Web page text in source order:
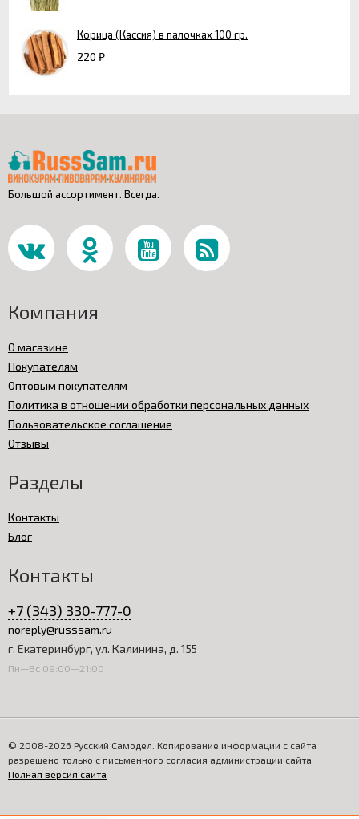
Корица (Кассия) в палочках 100 гр.
220 ₽
Большой ассортимент. Всегда.
Компания
О магазине
Покупателям
Оптовым покупателям
Политика в отношении обработки персональных данных
Пользовательское соглашение
Отзывы
Разделы
Контакты
Блог
Контакты
+7 (343) 330-777-0
noreply@russsam.ru
г. Екатеринбург, ул. Калинина, д. 155
Пн—Вс 09:00—21:00
© 2008-2026 Русский Самодел. Копирование информации с сайта
разрешено только с письменного согласия администрации сайта
Полная версия сайта